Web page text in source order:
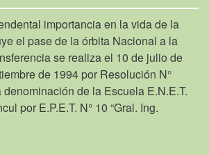
importancia en la vida de la
el pase de la órbita Nacional a la
se realiza el 10 de julio de
de 1994 por Resolución N°
de la Escuela E.N.E.T.
por E.P.E.T. N° 10 “Gral. Ing.